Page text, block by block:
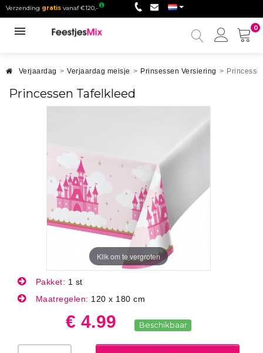
Verzending gratis vanaf €120,-
0
Mijn
Verjaardag > Verjaardag meisje > Prinsessen Versiering >
Princessen Tafelkleed
Klik om te vergroten
Pakket: 1 st
Maatregelen: 120 x 180 cm
€ 4.99 Beschikbaar